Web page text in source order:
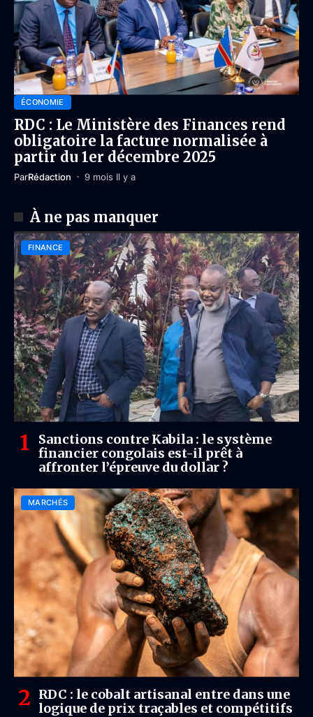
ÉCONOMIE
RDC : Le Ministère des Finances rend
obligatoire la facture normalisée à
partir du 1er décembre 2025
ParRédaction 9 mois Il y a
À ne pas manquer
FINANCE
Sanctions contre Kabila : le système
financier congolais est-il prêt à
affronter l’épreuve du dollar ?
MARCHÉS
RDC : le cobalt artisanal entre dans une
logique de prix traçables et compétitifs